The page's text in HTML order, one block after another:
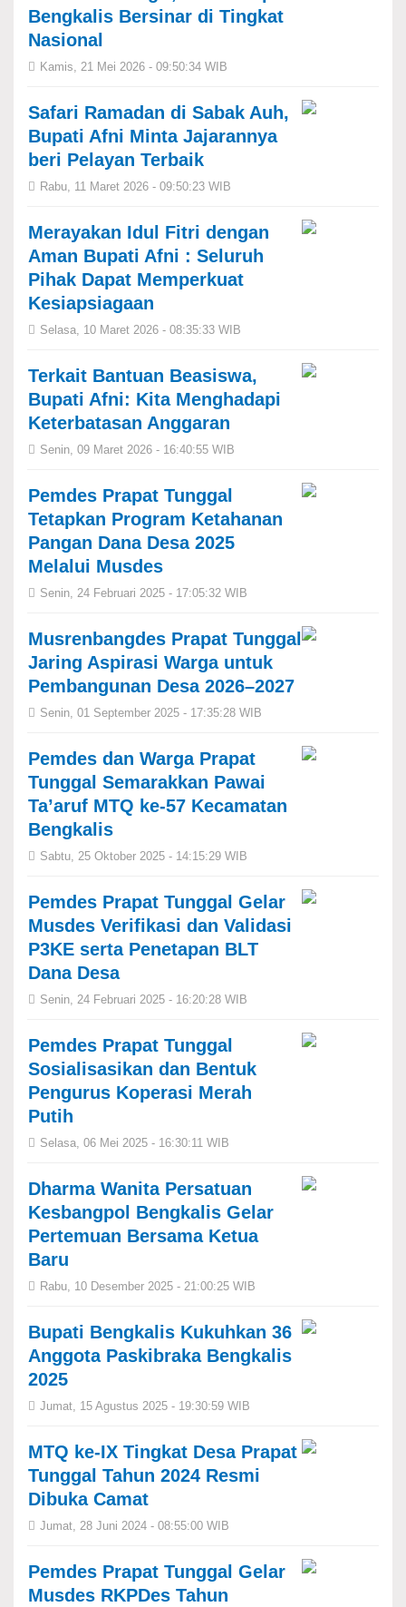
Bengkalis Bersinar di Tingkat
Nasional
Kamis, 21 Mei 2026 - 09:50:34 WIB
Safari Ramadan di Sabak Auh,
Bupati Afni Minta Jajarannya
beri Pelayan Terbaik
Rabu, 11 Maret 2026 - 09:50:23 WIB
Merayakan Idul Fitri dengan
Aman Bupati Afni : Seluruh
Pihak Dapat Memperkuat
Kesiapsiagaan
Selasa, 10 Maret 2026 - 08:35:33 WIB
Terkait Bantuan Beasiswa,
Bupati Afni: Kita Menghadapi
Keterbatasan Anggaran
Senin, 09 Maret 2026 - 16:40:55 WIB
Pemdes Prapat Tunggal
Tetapkan Program Ketahanan
Pangan Dana Desa 2025
Melalui Musdes
Senin, 24 Februari 2025 - 17:05:32 WIB
Musrenbangdes Prapat Tunggal
Jaring Aspirasi Warga untuk
Pembangunan Desa 2026–2027
Senin, 01 September 2025 - 17:35:28 WIB
Pemdes dan Warga Prapat
Tunggal Semarakkan Pawai
Ta’aruf MTQ ke-57 Kecamatan
Bengkalis
Sabtu, 25 Oktober 2025 - 14:15:29 WIB
Pemdes Prapat Tunggal Gelar
Musdes Verifikasi dan Validasi
P3KE serta Penetapan BLT
Dana Desa
Senin, 24 Februari 2025 - 16:20:28 WIB
Pemdes Prapat Tunggal
Sosialisasikan dan Bentuk
Pengurus Koperasi Merah
Putih
Selasa, 06 Mei 2025 - 16:30:11 WIB
Dharma Wanita Persatuan
Kesbangpol Bengkalis Gelar
Pertemuan Bersama Ketua
Baru
Rabu, 10 Desember 2025 - 21:00:25 WIB
Bupati Bengkalis Kukuhkan 36
Anggota Paskibraka Bengkalis
2025
Jumat, 15 Agustus 2025 - 19:30:59 WIB
MTQ ke-IX Tingkat Desa Prapat
Tunggal Tahun 2024 Resmi
Dibuka Camat
Jumat, 28 Juni 2024 - 08:55:00 WIB
Pemdes Prapat Tunggal Gelar
Musdes RKPDes Tahun